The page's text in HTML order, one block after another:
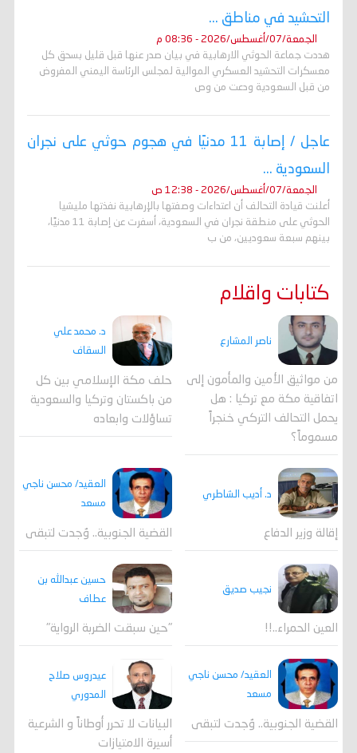
التحشيد في مناطق ...
الجمعة/07/أغسطس/2026 - 08:36 م
هددت جماعة الحوثي الارهابية في بيان صدر عنها قبل قليل بسحق كل
معسكرات التحشيد العسكري الموالية لمجلس الرئاسة اليمني المفروض
من قبل السعودية ودعت من وص
عاجل / إصابة 11 مدنيًا في هجوم حوثي على نجران
السعودية ...
الجمعة/07/أغسطس/2026 - 12:38 ص
أعلنت قيادة التحالف أن اعتداءات وصفتها بالإرهابية نفذتها مليشيا
الحوثي على منطقة نجران في السعودية، أسفرت عن إصابة 11 مدنيًا،
بينهم سبعة سعوديين، من ب
كتابات واقلام
ناصر المشارع
من مواثيق الأمين والمأمون إلى
اتفاقية مكة مع تركيا : هل
يحمل التحالف التركي خنجراً
مسموماً؟
د. محمد علي
السقاف
حلف مكة الإسلامي بين كل
من باكستان وتركيا والسعودية
تساؤلات وابعاده
د. أديب الشاطري
إقالة وزير الدفاع
العقيد/ محسن ناجي
مسعد
القضية الجنوبية.. وُجدت لتبقى
نجيب صديق
العين الحمراء..!!
حسين عبدالله بن
عطاف
"حين سبقت الضربة الرواية"
العقيد/ محسن ناجي
مسعد
القضية الجنوبية.. وُجدت لتبقى
عيدروس صلاح
المدوري
البيانات لا تحرر أوطاناً و الشرعية
أسيرة الامتيازات